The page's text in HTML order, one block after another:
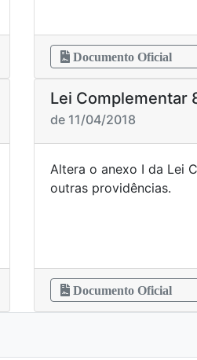
Documento Oficial
Lei Complementar
de 11/04/2018
Altera o anexo I da Lei
outras
Documento Oficial